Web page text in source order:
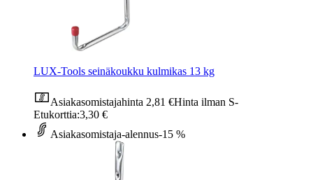
LUX-Tools seinäkoukku kulmikas 13 kg
Asiakasomistajahinta 2,81 €Hinta ilman S-
Etukorttia:3,30 €
Asiakasomistaja-alennus-15 %